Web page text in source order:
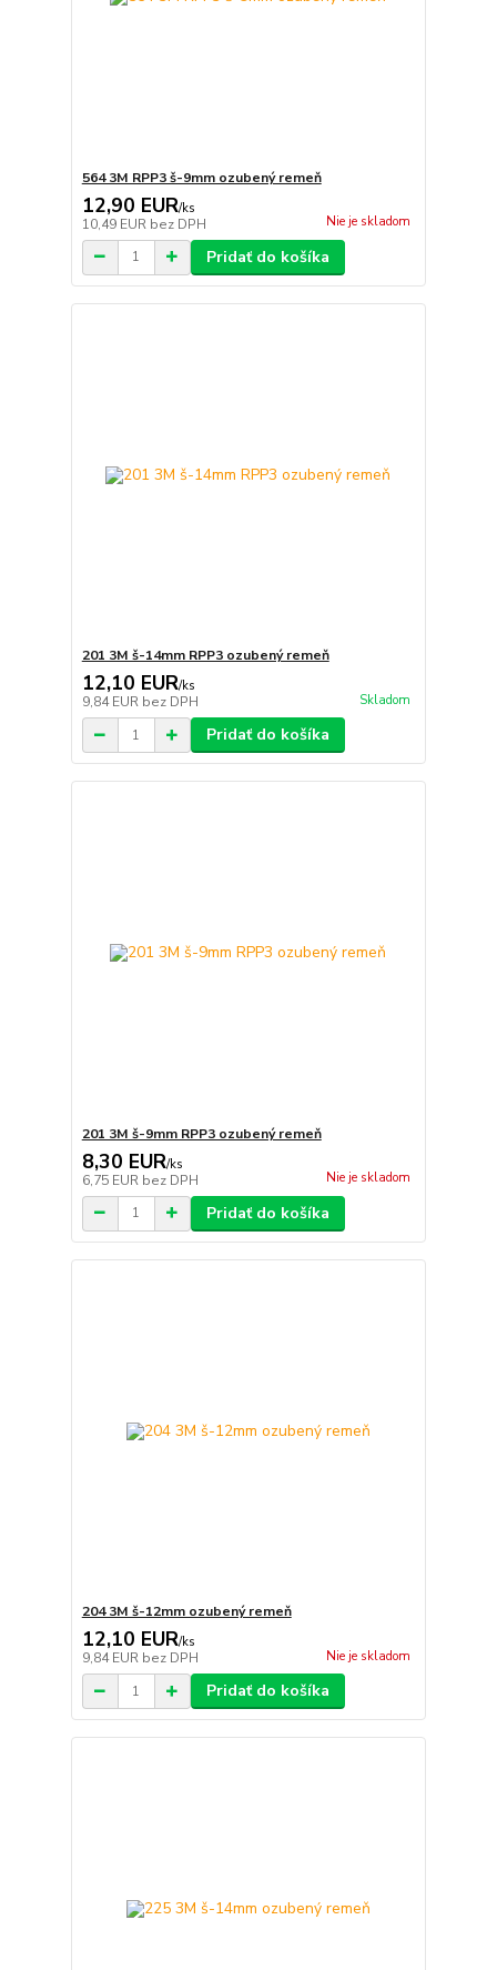
564 3M RPP3 š-9mm ozubený remeň
12,90 EUR/ks
10,49 EUR bez DPH Nie je skladom
Pridať do košíka
201 3M š-14mm RPP3 ozubený remeň
12,10 EUR/ks
9,84 EUR bez DPH Skladom
Pridať do košíka
201 3M š-9mm RPP3 ozubený remeň
8,30 EUR/ks
6,75 EUR bez DPH Nie je skladom
Pridať do košíka
204 3M š-12mm ozubený remeň
12,10 EUR/ks
9,84 EUR bez DPH Nie je skladom
Pridať do košíka